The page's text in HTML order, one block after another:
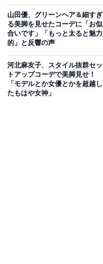
山田優、グリーンヘア＆細すぎ
る美脚を見せたコーデに「お似
合いです」「もっと太ると魅力
的」と反響の声
河北麻友子、スタイル抜群セッ
トアップコーデで美脚見せ！
「モデルとか女優とかを超越し
たもはや女神」